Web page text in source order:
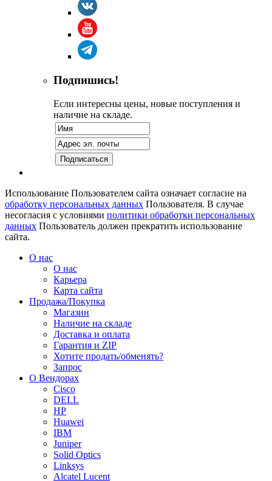
Подпишись!
Если интересны цены, новые поступления и
наличие на складе.
Использование Пользователем сайта означает согласие на
обработку персональных данных Пользователя. В случае
несогласия с условиями политики обработки персональных
данных Пользователь должен прекратить использование
сайта.
О нас
О нас
Карьера
Карта сайта
Продажа/Покупка
Магазин
Наличие на складе
Доставка и оплата
Гарантия и ZIP
Хотите продать/обменять?
Запрос
О Вендорах
Cisco
DELL
HP
Huawei
IBM
Juniper
Solid Optics
Linksys
Alcatel Lucent